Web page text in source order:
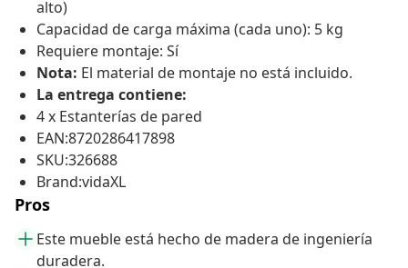
alto)
Capacidad de carga máxima (cada uno): 5 kg
Requiere montaje: Sí
Nota: El material de montaje no está incluido.
La entrega contiene:
4 x Estanterías de pared
EAN:8720286417898
SKU:326688
Brand:vidaXL
Pros
Este mueble está hecho de madera de ingeniería
duradera.